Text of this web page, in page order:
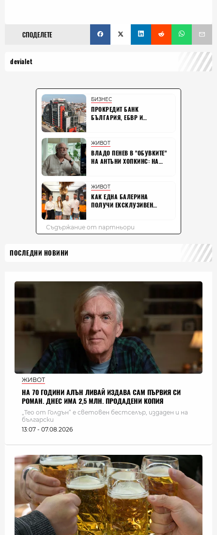
СПОДЕЛЕТЕ
devialet
ПОСЛЕДНИ НОВИНИ
ЖИВОТ
НА 70 ГОДИНИ АЛЪН ЛИВАЙ ИЗДАВА САМ ПЪРВИЯ СИ
РОМАН. ДНЕС ИМА 2,5 МЛН. ПРОДАДЕНИ КОПИЯ
„Тео от Голдън“ е световен бестселър, издаден и на
български
13:07 - 07.08.2026